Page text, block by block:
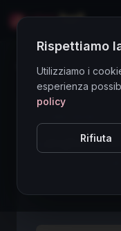
Directory Vini
Langhe
SCORE
Rispettiamo
Utilizziamo i
esperienza
policy
Rifiuta